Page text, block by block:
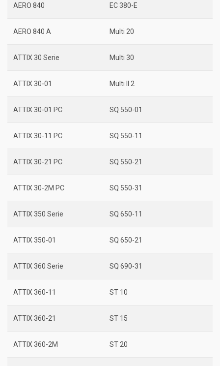
AERO 840 EC 380-E
AERO 840 A Multi 20
ATTIX 30 Serie Multi 30
ATTIX 30-01 Multi II 2
ATTIX 30-01 PC SQ 550-01
ATTIX 30-11 PC SQ 550-11
ATTIX 30-21 PC SQ 550-21
ATTIX 30-2M PC SQ 550-31
ATTIX 350 Serie SQ 650-11
ATTIX 350-01 SQ 650-21
ATTIX 360 Serie SQ 690-31
ATTIX 360-11 ST 10
ATTIX 360-21 ST 15
ATTIX 360-2M ST 20